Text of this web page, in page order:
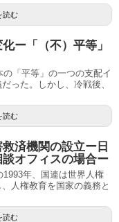
読む
ー「（不）平等」
「平等」の一つの支配イ
った。しかし、冷戦後、
読む
済機関の設立ー日
オフィスの場合ー
年、国連は世界人権
人権教育を国家の義務と
読む